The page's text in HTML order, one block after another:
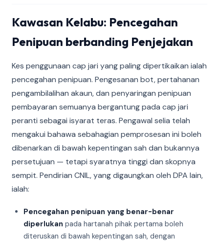
Kawasan Kelabu: Pencegahan
Penipuan berbanding Penjejakan
Kes penggunaan cap jari yang paling dipertikaikan ialah
pencegahan penipuan. Pengesanan bot, pertahanan
pengambilalihan akaun, dan penyaringan penipuan
pembayaran semuanya bergantung pada cap jari
peranti sebagai isyarat teras. Pengawal selia telah
mengakui bahawa sebahagian pemprosesan ini boleh
dibenarkan di bawah kepentingan sah dan bukannya
persetujuan — tetapi syaratnya tinggi dan skopnya
sempit. Pendirian CNIL, yang digaungkan oleh DPA lain,
ialah:
Pencegahan penipuan yang benar-benar
diperlukan pada hartanah pihak pertama boleh
diteruskan di bawah kepentingan sah, dengan